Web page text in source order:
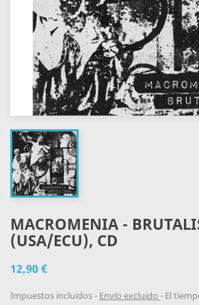
MACROMENIA -
(USA/ECU), CD
12,90 €
Impuestos incluidos Envío excluido El